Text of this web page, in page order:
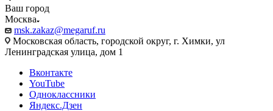
Ваш город
Москва
msk.zakaz@megaruf.ru
Московская область, городской округ, г. Химки, ул
Ленинградская улица, дом 1
Вконтакте
YouTube
Одноклассники
Яндекс.Дзен